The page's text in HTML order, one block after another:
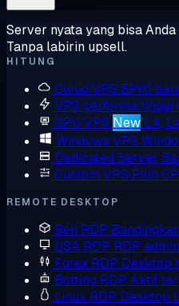
Server nyata yang bisa
Tanpa labirin upsell.
HITUNG
Cloud VPS EPYC
VPS performa tinggi
GPU VPS New L4,
Windows VPS
Dedicated Server
Custom VPS Pilih
REMOTE DESKTOP
Beli RDP
USA RDP RDP
Forex RDP Desktop
Botting RDP Aktif
Linux RDP Desktop